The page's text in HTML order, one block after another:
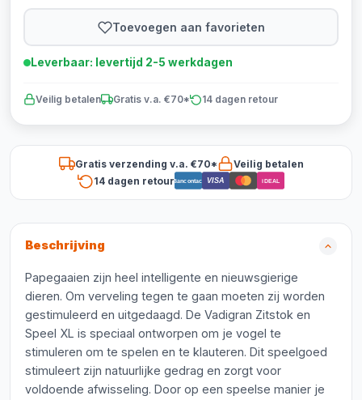
Toevoegen aan favorieten
Leverbaar: levertijd 2-5 werkdagen
Veilig betalen Gratis v.a. €70* 14 dagen retour
Gratis verzending v.a. €70*
Veilig betalen
14 dagen retourBancontact VISA iDEAL
Beschrijving
Papegaaien zijn heel intelligente en nieuwsgierige
dieren. Om verveling tegen te gaan moeten zij worden
gestimuleerd en uitgedaagd. De Vadigran Zitstok en
Speel XL is speciaal ontworpen om je vogel te
stimuleren om te spelen en te klauteren. Dit speelgoed
stimuleert zijn natuurlijke gedrag en zorgt voor
voldoende afwisseling. Door op een speelse manier je